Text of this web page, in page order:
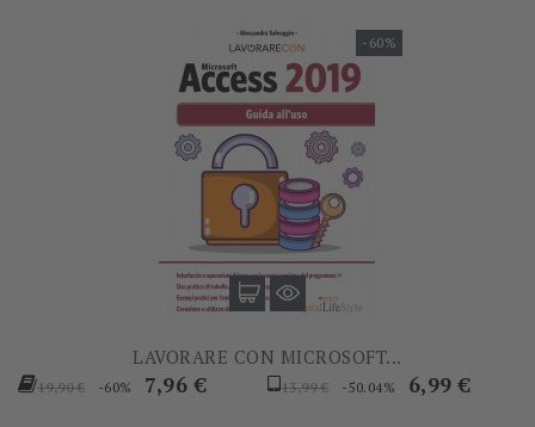
-60%
LAVORARE CON MICROSOFT...
Prezzo
19,90 € -60% Prezzo
7,96 €
Prezzo
13,99 € -50.04% Prezzo
6,99 €